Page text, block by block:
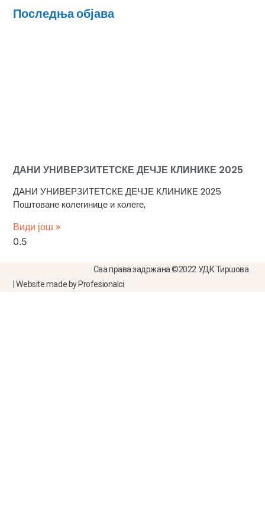
Последња објава
ДАНИ УНИВЕРЗИТЕТСКЕ ДЕЧЈЕ КЛИНИКЕ 2025
ДАНИ УНИВЕРЗИТЕТСКЕ ДЕЧЈЕ КЛИНИКЕ 2025
Поштоване колегинице и колеге,
Види још »
Сва права задржана ©2022 УДК Тиршова
| Website made by Profesionalci